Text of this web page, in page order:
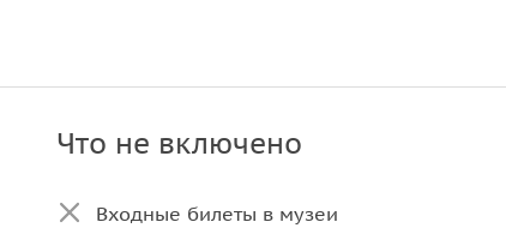
Что не включено
Входные билеты в музеи